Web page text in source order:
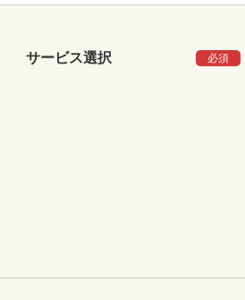
サービス選択 必須